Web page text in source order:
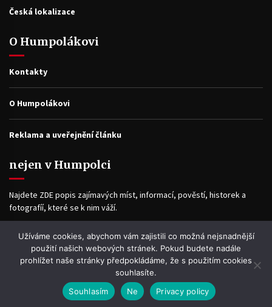
Česká lokalizace
O Humpolákovi
Kontakty
O Humpolákovi
Reklama a uveřejnění článku
nejen v Humpolci
Najdete ZDE popis zajímavých míst, informací, pověstí, historek a
fotografíí, které se k nim váží.
Facebook
Užíváme cookies, abychom vám zajistili co možná nejsnadnější
použití našich webových stránek. Pokud budete nadále
prohlížet naše stránky předpokládáme, že s použitím cookies
souhlasíte.
Souhlasím
Ne Privacy policy